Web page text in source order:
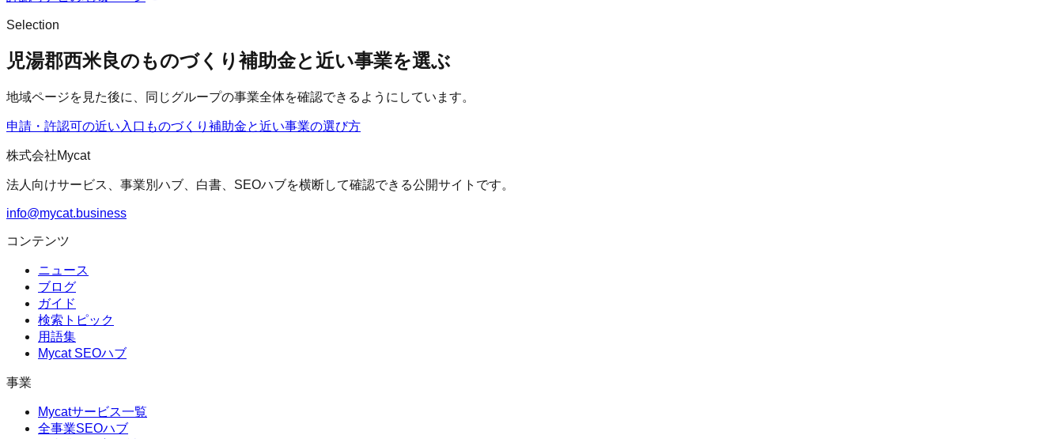
Selection
児湯郡西米良のものづくり補助金と近い事業を選ぶ
地域ページを見た後に、同じグループの事業全体を確認できるようにしています。
申請・許認可の近い入口 ものづくり補助金と近い事業の選び方
株式会社Mycat
法人向けサービス、事業別ハブ、白書、SEOハブを横断して確認できる公開サイトです。
info@mycat.business
コンテンツ
ニュース
ブログ
ガイド
検索トピック
用語集
Mycat SEOハブ
事業
Mycatサービス一覧
全事業SEOハブ